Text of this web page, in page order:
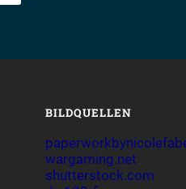
BILDQUELLEN
wargaming.net
shutterstock.com